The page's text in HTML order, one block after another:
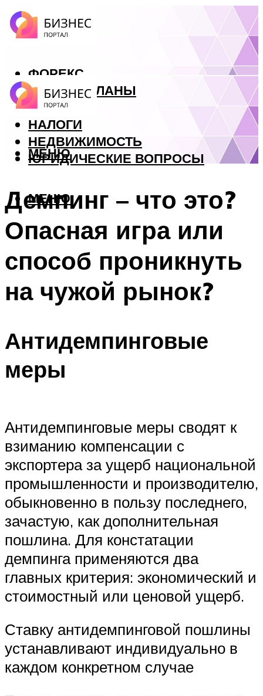
ФОРЕКС
БИЗНЕС ПЛАНЫ
КРЕДИТЫ
НАЛОГИ
НЕДВИЖИМОСТЬ
ЮРИДИЧЕСКИЕ ВОПРОСЫ
МЕНЮ
МЕНЮ
Демпинг – что это?
Опасная игра или
способ проникнуть
на чужой рынок?
Антидемпинговые
меры
Антидемпинговые меры сводят к
взиманию компенсации с
экспортера за ущерб национальной
промышленности и производителю,
обыкновенно в пользу последнего,
зачастую, как дополнительная
пошлина. Для констатации
демпинга применяются два
главных критерия: экономический и
стоимостный или ценовой ущерб.
Ставку антидемпинговой пошлины
устанавливают индивидуально в
каждом конкретном случае